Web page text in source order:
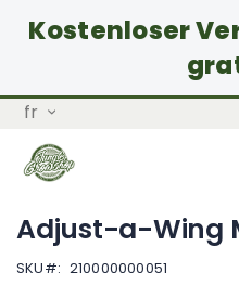
Kostenloser
Allez
contenu
Langue
fr
Adjust-a-Wing
SKU 210000000051